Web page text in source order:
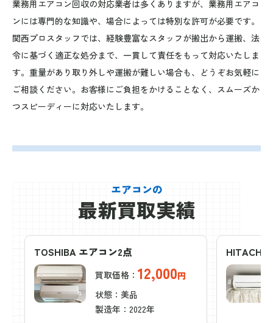
業務用エアコン回収の対応業者は多くありますが、業務用エアコ
ンには専門的な知識や、場合によっては特別な許可が必要です。
関西プロスタッフでは、経験豊富なスタッフが搬出から運搬、法
令に基づく適正な処分まで、一貫して責任をもって対応いたしま
す。重量があり取り外しや運搬が難しい場合も、どうぞお気軽に
ご相談ください。お客様にご負担をかけることなく、スムーズか
つスピーディーに対応いたします。
エアコンの
最新買取実績
TOSHIBA エアコン2点
買取価格 12,000円
状態
美品
製造年
2022年
HITACHI